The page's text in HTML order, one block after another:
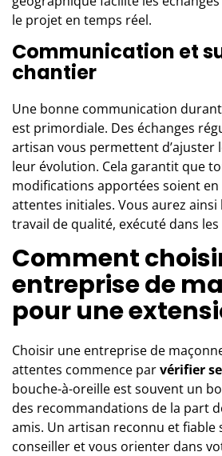
le projet en temps réel.
Communication et
chantier
Une bonne communication
est primordiale. Des échanges
artisan vous permettent d’ajuster
leur évolution. Cela garantit que
modifications apportées soient en
attentes initiales. Vous aurez ainsi
travail de qualité, exécuté dans
Comment
entreprise de
pour une
Choisir une entreprise de
attentes commence parvérifier
bouche-à-oreille est souvent un
des recommandations de la part
amis. Un artisan reconnu et fiable
conseiller et vous orienter dans